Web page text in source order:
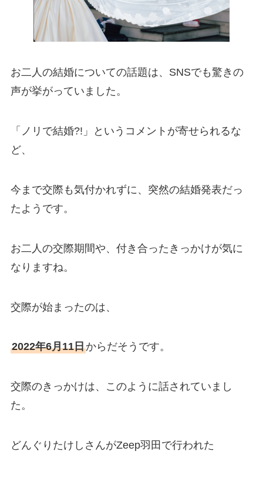
お二人の結婚についての話題は、SNSでも驚きの
声が挙がっていました。
「ノリで結婚?!」というコメントが寄せられるな
ど、
今まで交際も気付かれずに、突然の結婚発表だっ
たようです。
お二人の交際期間や、付き合ったきっかけが気に
なりますね。
交際が始まったのは、
2022年6月11日からだそうです。
交際のきっかけは、このように話されていまし
た。
どんぐりたけしさんがZeep羽田で行われた